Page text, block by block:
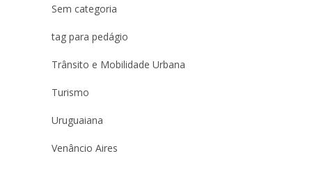
Sem categoria
tag para pedágio
Trânsito e Mobilidade Urbana
Turismo
Uruguaiana
Venâncio Aires